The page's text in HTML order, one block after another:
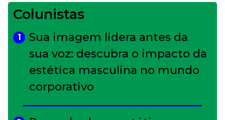
Colunistas
1
Sua imagem lidera antes da
sua voz: descubra o impacto da
estética masculina no mundo
corporativo